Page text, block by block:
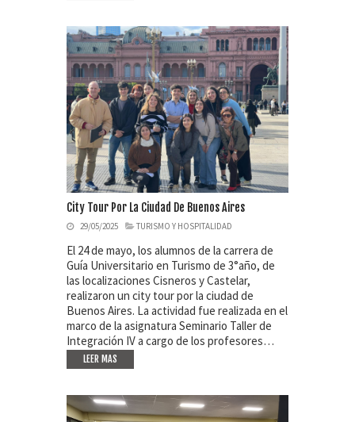
City Tour Por La Ciudad De Buenos Aires
29/05/2025 TURISMO Y HOSPITALIDAD
El 24 de mayo, los alumnos de la carrera de
Guía Universitario en Turismo de 3°año, de
las localizaciones Cisneros y Castelar,
realizaron un city tour por la ciudad de
Buenos Aires. La actividad fue realizada en el
marco de la asignatura Seminario Taller de
Integración IV a cargo de los profesores…
LEER MAS